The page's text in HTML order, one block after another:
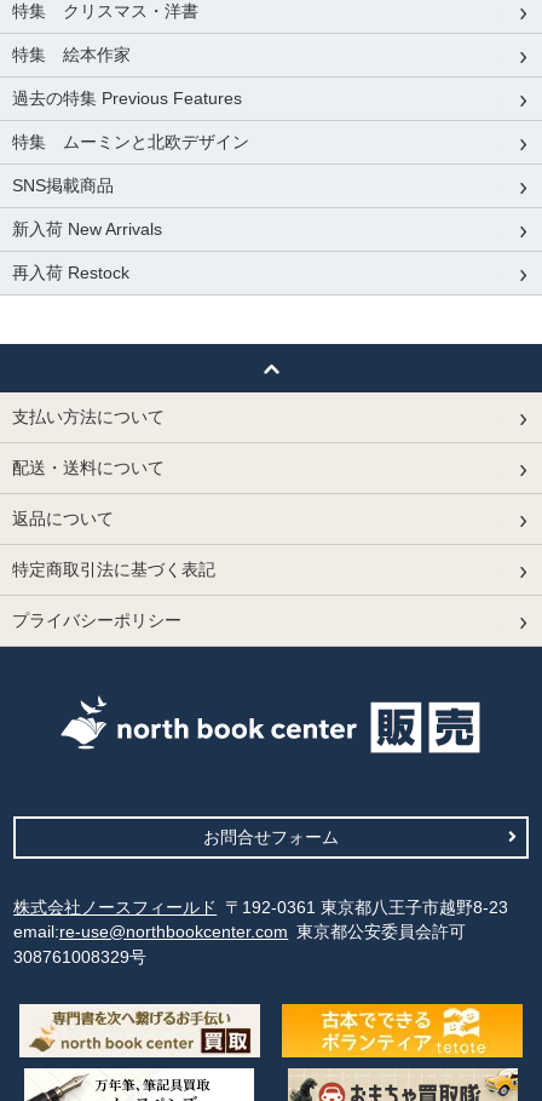
特集 クリスマス・洋書
特集 絵本作家
過去の特集 Previous Features
特集 ムーミンと北欧デザイン
SNS掲載商品
新入荷 New Arrivals
再入荷 Restock
支払い方法について
配送・送料について
返品について
特定商取引法に基づく表記
プライバシーポリシー
お問合せフォーム
株式会社ノースフィールド
〒192-0361 東京都八王子市越野8-23
email:re-use@northbookcenter.com 東京都公安委員会許可
308761008329号